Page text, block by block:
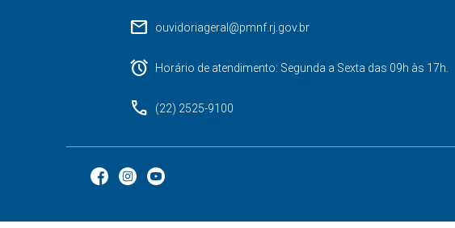
mail ouvidoriageral@pmnf.rj.gov.br
alarm Horário de atendimento: Segunda a Sexta das 09h às 17h.
phone (22) 2525-9100